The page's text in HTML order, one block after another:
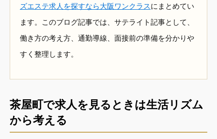
ズエステ求人を探すなら大阪ワンクラスにまとめてい
ます。このブログ記事では、サテライト記事として、
働き方の考え方、通勤導線、面接前の準備を分かりや
すく整理します。
茶屋町で求人を見るときは生活リズム
から考える